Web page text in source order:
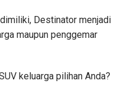
Destinator menjadi
maupun penggemar
keluarga pilihan Anda?